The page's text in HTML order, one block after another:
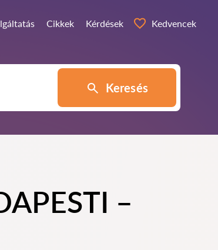
Cikkek Kérdések Kedvencek
Keresés
–